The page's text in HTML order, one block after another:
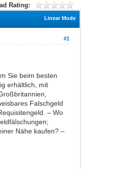
Rating:
Linear Mode
#1
Sie beim besten
erhältlich, mit
Falschgeld
– Wo
Nähe kaufen? –